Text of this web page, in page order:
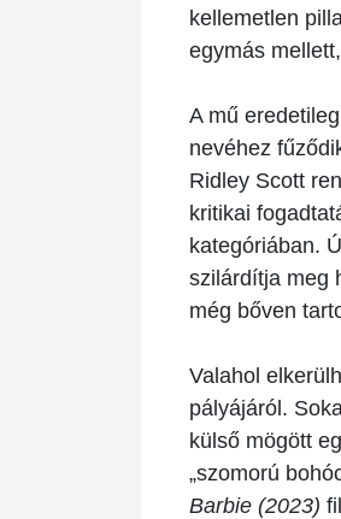
kellemetlen
egymás
A mű
nevéhez
Ridley Scott
kritikai
kategóriában.
szilárdítja meg
még bőven
Valahol
pályájáról.
külső mögött
„szomorú
Barbie (2023)